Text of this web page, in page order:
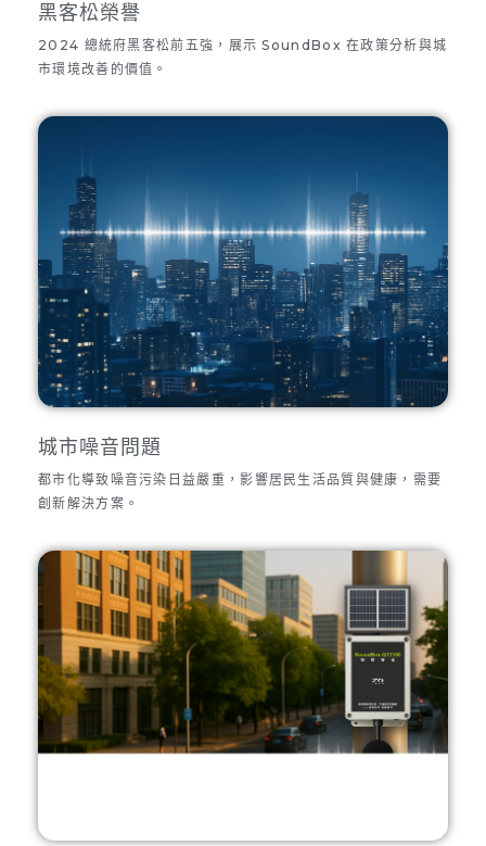
黑客松榮譽
2024 總統府黑客松前五強，展示 SoundBox 在政策分析與城
市環境改善的價值。
城市噪音問題
都市化導致噪音污染日益嚴重，影響居民生活品質與健康，需要
創新解決方案。